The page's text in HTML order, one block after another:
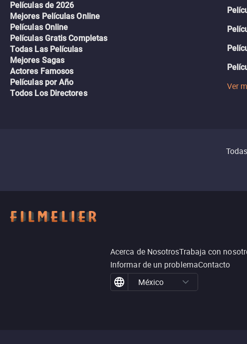
Películas de 2026
Mejores Películas Online
Películas Online
Películas Gratis Completas
Todas Las Películas
Mejores Sagas
Actores Famosos
Películas por Año
Todos Los Directores
Ver
Acerca de NosotrosTrabaja con
Informar de un problemaContacto
México